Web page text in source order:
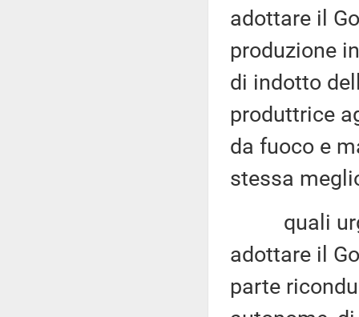
adottare il
produzione
di indotto
produttrice
da fuoco e
stessa
quali
adottare il
parte